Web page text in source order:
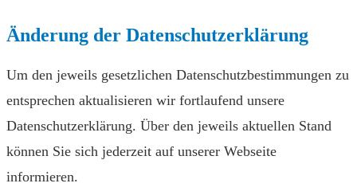
Änderung der Datenschutzerklärung
Um den jeweils gesetzlichen Datenschutzbestimmungen zu
entsprechen aktualisieren wir fortlaufend unsere
Datenschutzerklärung. Über den jeweils aktuellen Stand
können Sie sich jederzeit auf unserer Webseite
informieren.